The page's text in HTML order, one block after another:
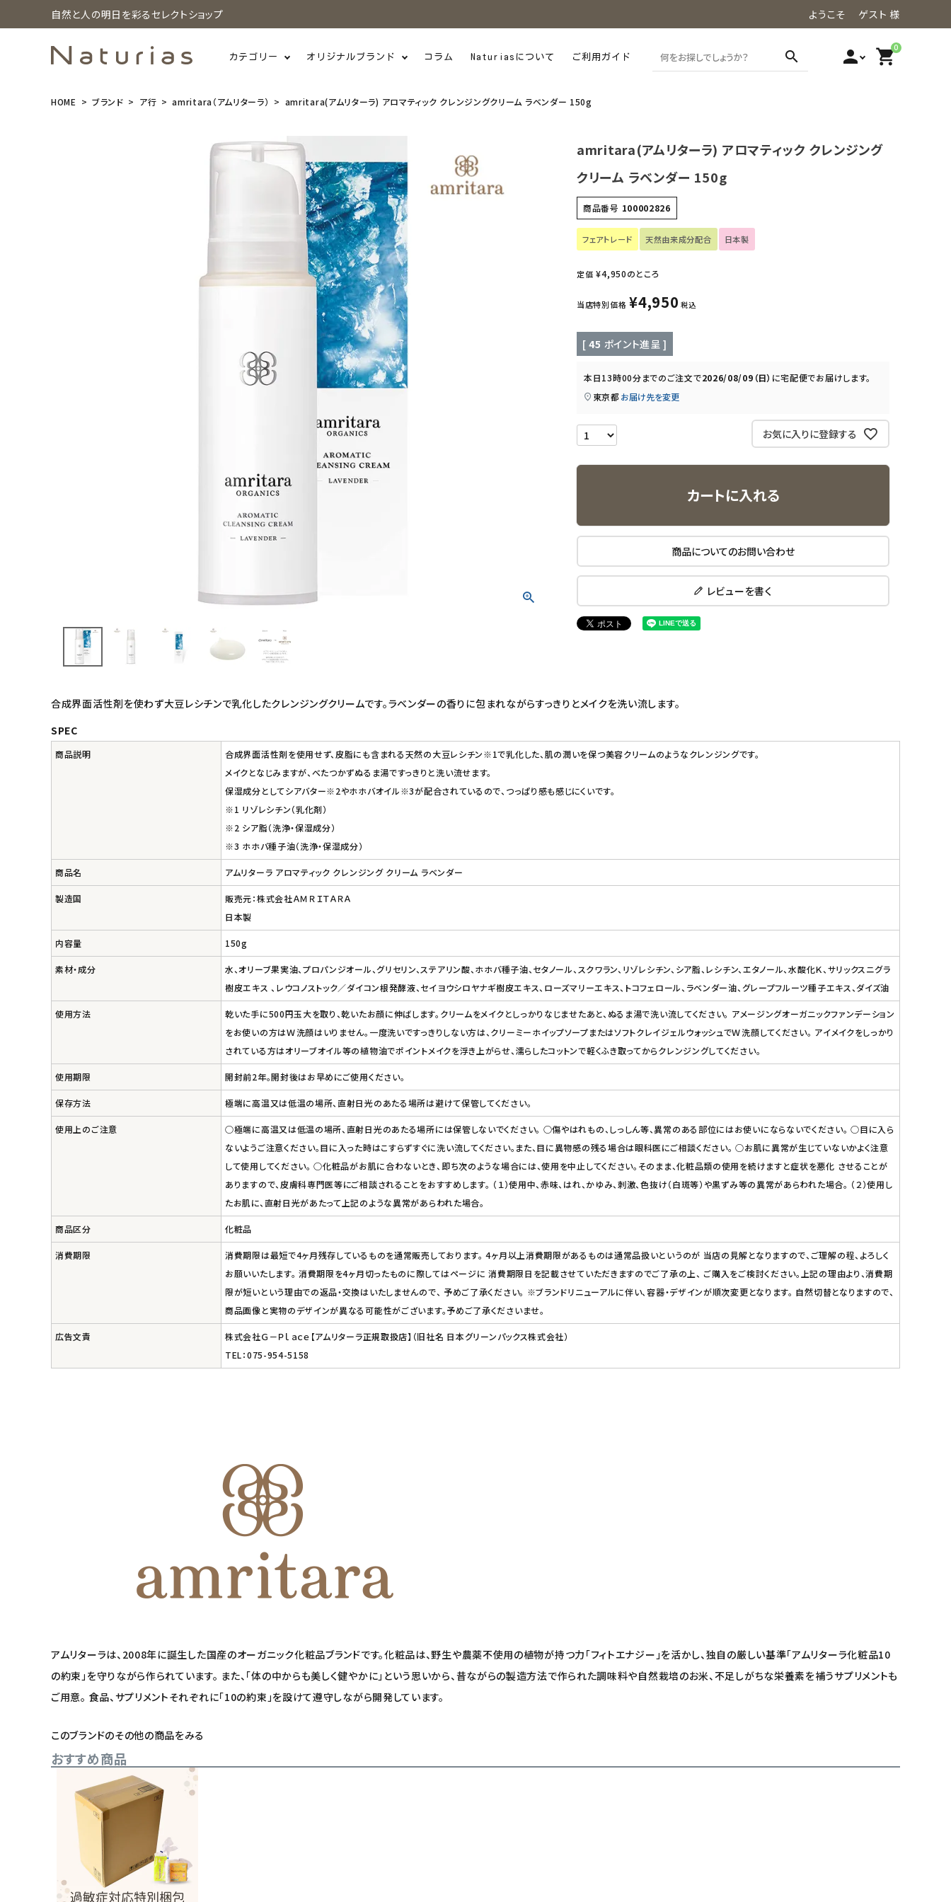
自然と人の明日を彩るセレクトショップ ようこそ ゲスト 様
カテゴリー オリジナルブランド コラム Naturiasについて ご利用ガイド search person 0
shopping_cart
キッチン用品
定期購入
オリジナルブランド
ナチュラムーン
エコリュクス
エコメイト
アルマウィン
アルモニベルツ
アカウント情報
ようこそ ゲスト 様
HOME ブランド ア行 amritara（アムリターラ） amritara(アムリターラ) アロマティック クレンジングクリーム ラベンダー 150g
amritara(アムリターラ) アロマティック クレンジング
クリーム ラベンダー 150g
商品番号 100002826
フェアトレード 天然由来成分配合 日本製
定価 ¥4,950のところ
当店特別価格 ¥4,950 税込
[ 45 ポイント進呈 ]
本日13時00分までのご注文で2026/08/09（日） に宅配便でお届けします。
東京都 お届け先を変更
お気に入りに登録する
カートに入れる
商品についてのお問い合わせ
レビューを書く
合成界面活性剤を使わず大豆レシチンで乳化したクレンジングクリームです。ラベンダーの香りに包まれながらすっきりとメイクを洗い流します。
SPEC
商品説明
合成界面活性剤を使用せず、皮脂にも含まれる天然の大豆レシチン※1で乳化した、肌の潤いを保つ美容クリームのようなクレンジングです。
メイクとなじみますが、べたつかずぬるま湯ですっきりと洗い流せます。
保湿成分としてシアバター※2やホホバオイル※3が配合されているので、つっぱり感も感じにくいです。
※1 リゾレシチン（乳化剤）
※2 シア脂（洗浄・保湿成分）
※3 ホホバ種子油（洗浄・保湿成分）
商品名 アムリターラ アロマティック クレンジング クリーム ラベンダー
製造国
販売元：株式会社ＡＭＲＩＴＡＲＡ
日本製
内容量 150g
素材・成分
水、オリーブ果実油、プロパンジオール、グリセリン、ステアリン酸、ホホバ種子油、セタノール、スクワラン、リゾレシチン、シア脂、レシチン、エタノール、水酸化Ｋ、サリックスニグラ
樹皮エキス 、レウコノストック／ダイコン根発酵液、セイヨウシロヤナギ樹皮エキス、ローズマリーエキス、トコフェロール、ラベンダー油、グレープフルーツ種子エキス、ダイズ油
使用方法
乾いた手に500円玉大を取り、乾いたお顔に伸ばします。クリームをメイクとしっかりなじませたあと、ぬるま湯で洗い流してください。 アメージングオーガニックファンデーション
をお使いの方はＷ洗顔はいりません。一度洗いですっきりしない方は、クリーミーホイップソープまたはソフトクレイジェルウォッシュでＷ洗顔してください。 アイメイクをしっかり
されている方はオリーブオイル等の植物油でポイントメイクを浮き上がらせ、濡らしたコットンで軽くふき取ってからクレンジングしてください。
使用期限 開封前2年。開封後はお早めにご使用ください。
保存方法 極端に高温又は低温の場所、直射日光のあたる場所は避けて保管してください。
使用上のご注意
○極端に高温又は低温の場所、直射日光のあたる場所には保管しないでください。 ○傷やはれもの、しっしん等、異常のある部位にはお使いにならないでください。 ○目に入ら
ないようご注意ください。目に入った時はこすらずすぐに洗い流してください。また、目に異物感の残る場合は眼科医にご相談ください。 ○お肌に異常が生じていないかよく注意
して使用してください。 ○化粧品がお肌に合わないとき、即ち次のような場合には、使用を中止してください。そのまま、化粧品類の使用を続けますと症状を悪化 させることが
ありますので、皮膚科専門医等にご相談されることをおすすめします。 （１）使用中、赤味、はれ、かゆみ、刺激、色抜け（白斑等）や黒ずみ等の異常があらわれた場合。 （２）使用し
たお肌に、直射日光があたって上記のような異常があらわれた場合。
商品区分 化粧品
消費期限
消費期限は最短で4ヶ月残存しているものを通常販売しております。 4ヶ月以上消費期限があるものは通常品扱いというのが 当店の見解となりますので、ご理解の程、よろしく
お願いいたします。 消費期限を4ヶ月切ったものに際してはページに 消費期限日を記載させていただきますのでご了承の上、 ご購入をご検討ください。上記の理由より、消費期
限が短いという理由での返品・交換はいたしませんので、 予めご了承ください。 ※ブランドリニューアルに伴い、容器・デザインが順次変更となります。 自然切替となりますので、
商品画像と実物のデザインが異なる可能性がございます。予めご了承くださいませ。
広告文責
株式会社Ｇ－Ｐｌａｃｅ【アムリターラ正規取扱店】（旧社名 日本グリーンパックス株式会社）
TEL：075-954-5158
アムリターラは、2008年に誕生した国産のオーガニック化粧品ブランドです。化粧品は、野生や農薬不使用の植物が持つ力「フィトエナジー」を活かし、独自の厳しい基準「アムリターラ化粧品10
の約束」を守りながら作られています。 また、「体の中からも美しく健やかに」という思いから、昔ながらの製造方法で作られた調味料や自然栽培のお米、不足しがちな栄養素を補うサプリメントも
ご用意。 食品、サプリメントそれぞれに「10の約束」を設けて遵守しながら開発しています。
このブランドのその他の商品をみる
おすすめ商品